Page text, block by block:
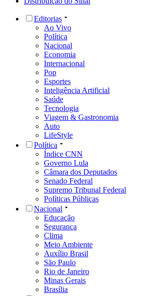
Editorias
Ao Vivo
Política
Nacional
Economia
Internacional
Pop
Esportes
Inteligência Artificial
Saúde
Tecnologia
Viagem & Gastronomia
Auto
LifeStyle
Política
Índice CNN
Governo Lula
Câmara dos Deputados
Senado Federal
Supremo Tribunal Federal
Políticas Públicas
Nacional
Educação
Segurança
Clima
Meio Ambiente
Auxílio Brasil
São Paulo
Rio de Janeiro
Minas Gerais
Brasília